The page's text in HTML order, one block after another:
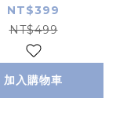
NT$399
NT$499
加入購物車